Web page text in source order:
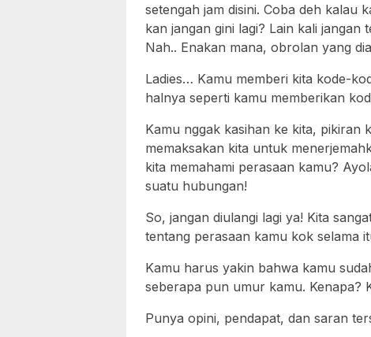
setengah jam disini. Coba deh kalau
kan jangan gini lagi? Lain kali jangan
Nah.. Enakan mana, obrolan yang
Ladies… Kamu memberi kita kode-
halnya seperti kamu memberikan
Kamu nggak kasihan ke kita, pikiran
memaksakan kita untuk
kita memahami perasaan kamu?
suatu hubungan!
So, jangan diulangi lagi ya! Kita
tentang perasaan kamu kok selama
Kamu harus yakin bahwa kamu
seberapa pun umur kamu. Kenapa?
Punya opini, pendapat, dan saran